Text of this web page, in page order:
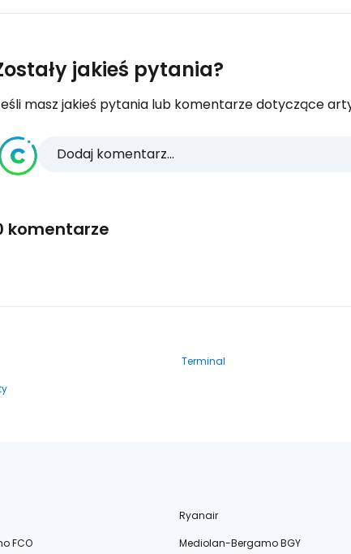
jakieś pytania?
masz jakieś pytania lub komentarze dotyczące
Dodaj komentarz...
komentarze
Terminal
Ryanair
FCO Mediolan-Bergamo BGY